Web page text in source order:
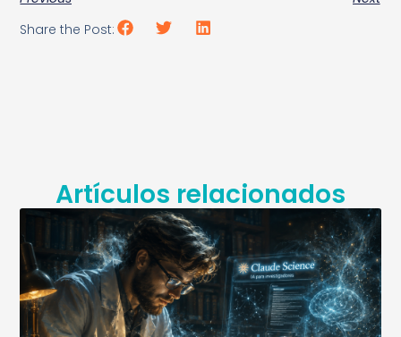
Share the Post:
Artículos relacionados